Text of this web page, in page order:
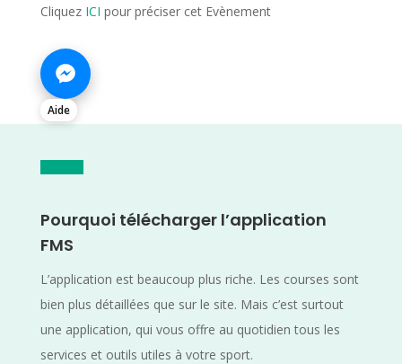
Cliquez ICI pour préciser cet Evènement
Aide
Pourquoi télécharger l’application
FMS
L’application est beaucoup plus riche. Les courses sont
bien plus détaillées que sur le site. Mais c’est surtout
une application, qui vous offre au quotidien tous les
services et outils utiles à votre sport.